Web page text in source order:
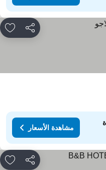
مشاركة
مشاهدة الأسعار
مشاركة